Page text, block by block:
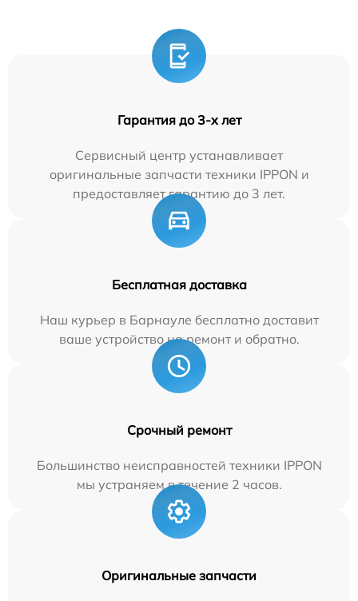
Гарантия до 3-х лет
Сервисный центр устанавливает
оригинальные запчасти техники IPPON и
предоставляет гарантию до 3 лет.
Бесплатная доставка
Наш курьер в Барнауле бесплатно доставит
ваше устройство на ремонт и обратно.
Срочный ремонт
Большинство неисправностей техники IPPON
мы устраняем в течение 2 часов.
Оригинальные запчасти